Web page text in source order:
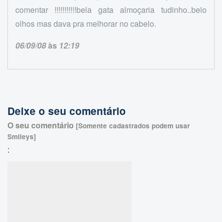
comentar !!!!!!!!!!!bela gata almoçaria tudinho..belo
olhos mas dava pra melhorar no cabelo.
06/09/08às 12:19
Deixe o seu comentário
O seu comentário [Somente cadastrados podem usar
Smileys]
: